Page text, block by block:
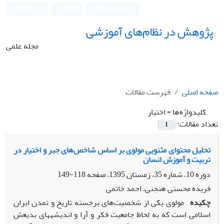
پژوهش در نظام‌های آموزشی
مجله علمی
صفحه اصلی
فهرست مقالات
کلیدواژه‌ها =اختیار
تعداد مقالات:
1
تحلیل محتوای مثنویی مولوی بر اساس شاخص‌های جبر و اختیار در
تربیت و آموزش انسان
دوره 10، شماره 35، زمستان 1395، صفحه
118-149
فریده محسنی هنجنی، احمد خاتمی
چکیده مولوی یکی از شخصیت‌های برجسته تاریخ و تمدن ایران
اسلامی است که به لحاظ جامعیت فکر و آرا و اندیشه­های بدیعش